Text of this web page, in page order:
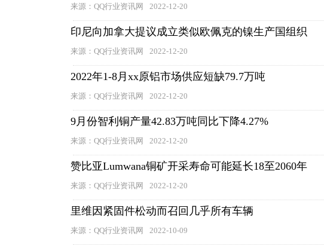
来源：QQ行业资讯网 2022-12-20
印尼向加拿大提议成立类似欧佩克的镍生产国组织
来源：QQ行业资讯网 2022-12-20
2022年1-8月xx原铝市场供应短缺79.7万吨
来源：QQ行业资讯网 2022-12-20
9月份智利铜产量42.83万吨同比下降4.27%
来源：QQ行业资讯网 2022-12-20
赞比亚Lumwana铜矿开采寿命可能延长18至2060年
来源：QQ行业资讯网 2022-12-20
里维因紧固件松动而召回几乎所有车辆
来源：QQ行业资讯网 2022-10-09